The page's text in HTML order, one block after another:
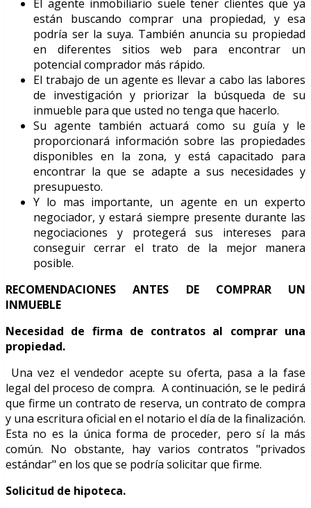
El agente inmobiliario suele tener clientes que ya
están buscando comprar una propiedad, y esa
podría ser la suya. También anuncia su propiedad
en diferentes sitios web para encontrar un
potencial comprador más rápido.
El trabajo de un agente es llevar a cabo las labores
de investigación y priorizar la búsqueda de su
inmueble para que usted no tenga que hacerlo.
Su agente también actuará como su guía y le
proporcionará información sobre las propiedades
disponibles en la zona, y está capacitado para
encontrar la que se adapte a sus necesidades y
presupuesto.
Y lo mas importante, un agente en un experto
negociador, y estará siempre presente durante las
negociaciones y protegerá sus intereses para
conseguir cerrar el trato de la mejor manera
posible.
RECOMENDACIONES ANTES DE COMPRAR UN
INMUEBLE
Necesidad de firma de contratos al comprar una
propiedad.
Una vez el vendedor acepte su oferta, pasa a la fase
legal del proceso de compra. A continuación, se le pedirá
que firme un contrato de reserva, un contrato de compra
y una escritura oficial en el notario el día de la finalización.
Esta no es la única forma de proceder, pero sí la más
común. No obstante, hay varios contratos "privados
estándar" en los que se podría solicitar que firme.
Solicitud de hipoteca.